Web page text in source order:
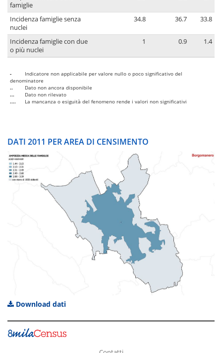
famiglie
Incidenza famiglie senza
nuclei
34.8 36.7 33.8
Incidenza famiglie con due
o più nuclei
1 0.9 1.4
-
Indicatore non applicabile per valore nullo o poco significativo del
denominatore
..
Dato non ancora disponibile
...
Dato non rilevato
....
La mancanza o esiguità del fenomeno rende i valori non significativi
DATI 2011 PER AREA DI CENSIMENTO
Download dati